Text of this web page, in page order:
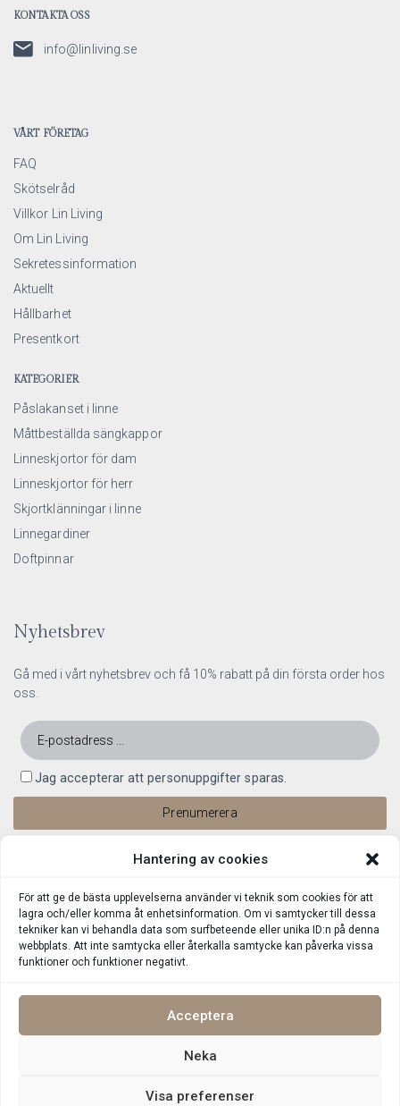
Hantering av cookies
För att ge de bästa upplevelserna använder vi teknik som cookies för att
lagra och/eller komma åt enhetsinformation. Om vi samtycker till dessa
tekniker kan vi behandla data som surfbeteende eller unika ID:n på denna
webbplats. Att inte samtycka eller återkalla samtycke kan påverka vissa
funktioner och funktioner negativt.
Acceptera
Neka
Visa preferenser
KONTAKTA OSS
info@linliving.se
VÅRT FÖRETAG
FAQ
Skötselråd
Villkor Lin Living
Om Lin Living
Sekretessinformation
Aktuellt
Hållbarhet
Presentkort
KATEGORIER
Påslakanset i linne
Måttbeställda sängkappor
Linneskjortor för dam
Linneskjortor för herr
Skjortklänningar i linne
Linnegardiner
Doftpinnar
Nyhetsbrev
Gå med i vårt nyhetsbrev och få 10% rabatt på din första order hos
oss.
Jag accepterar att personuppgifter sparas.
Integritetspolicy
Upphovsrätt 2026 Lin Living Alla rättigheter reserverade